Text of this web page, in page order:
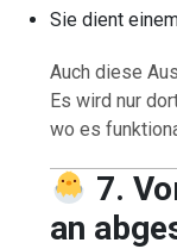
Sie dient
Auch diese
Es wird nur
wo es
7.
an